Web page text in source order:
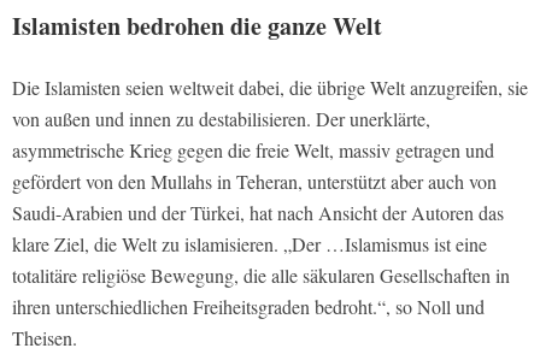
Islamisten bedrohen die ganze Welt
Die Islamisten seien weltweit dabei, die übrige Welt anzugreifen, sie
von außen und innen zu destabilisieren. Der unerklärte,
asymmetrische Krieg gegen die freie Welt, massiv getragen und
gefördert von den Mullahs in Teheran, unterstützt aber auch von
Saudi-Arabien und der Türkei, hat nach Ansicht der Autoren das
klare Ziel, die Welt zu islamisieren. „Der …Islamismus ist eine
totalitäre religiöse Bewegung, die alle säkularen Gesellschaften in
ihren unterschiedlichen Freiheitsgraden bedroht.“, so Noll und
Theisen.